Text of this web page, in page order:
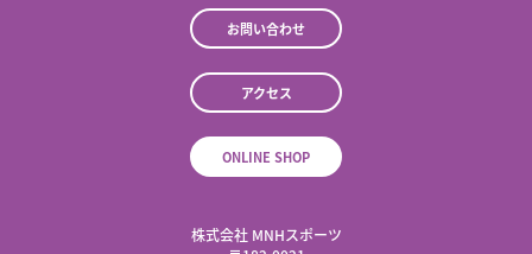
お問い合わせ
アクセス
ONLINE SHOP
株式会社 MNHスポーツ